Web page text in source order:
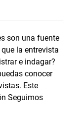
son una fuente
la entrevista
e indagar?
conocer
Este
Seguimos